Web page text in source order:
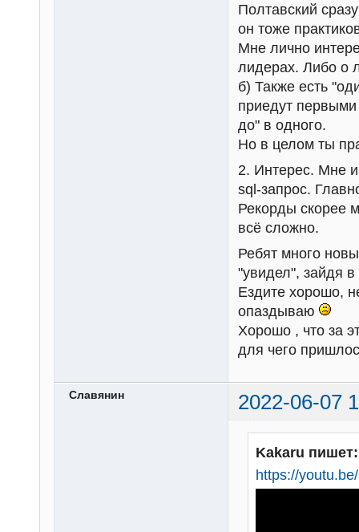
Полтавский
он тоже
Мне лично
лидерах. Либо о
б) Также есть
приедут
до" в одного.
Но в целом ты
2. Интерес. Мне
sql-запрос.
Рекорды скорее
всё сложно.
Ребят много
"увидел", зайдя в
Ездите хорошо,
опаздываю
Хорошо , что за
для чего
Славянин 2022-06-07
Kakaru пишет:
https://